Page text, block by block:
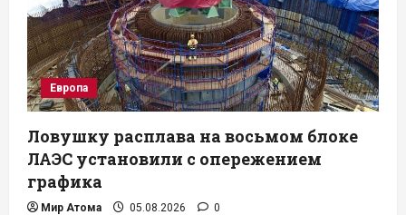
Европа
Ловушку расплава на восьмом блоке
ЛАЭС установили с опережением
графика
Мир Атома 05.08.2026 0